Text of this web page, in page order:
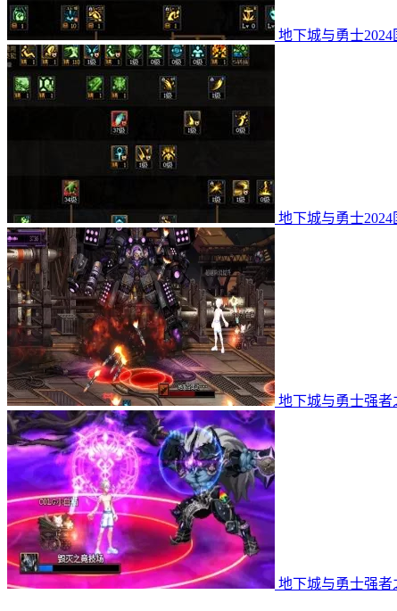
地下城与勇士
地下城与勇士
地下城与勇士强
地下城与勇士强